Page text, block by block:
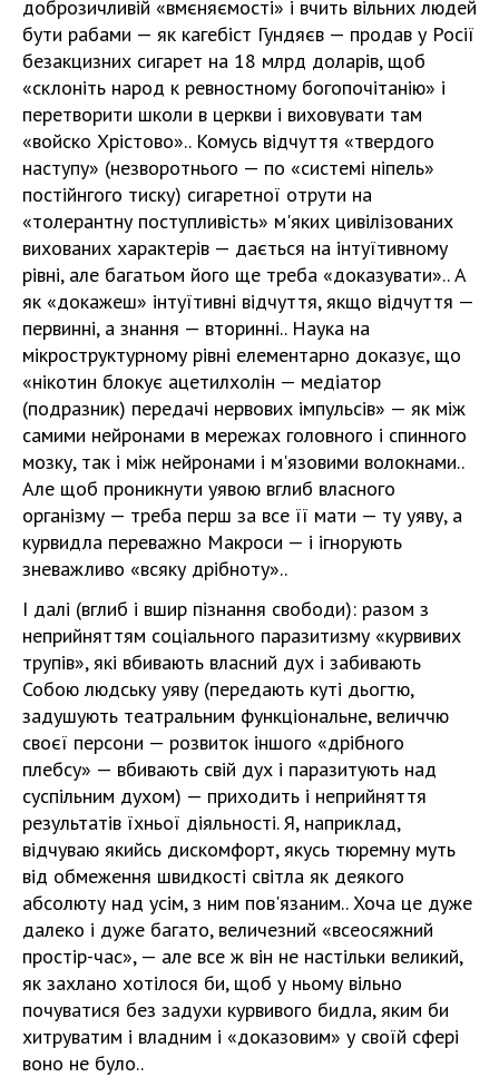
доброзичливій «вмєняємості» і вчить вільних людей
бути рабами — як кагебіст Гундяєв — продав у Росії
безакцизних сигарет на 18 млрд доларів, щоб
«склоніть народ к ревностному богопочітанію» і
перетворити школи в церкви і виховувати там
«войско Хрістово».. Комусь відчуття «твердого
наступу» (незворотнього — по «системі ніпель»
постійнгого тиску) сигаретної отрути на
«толерантну поступливість» м'яких цивілізованих
вихованих характерів — дається на інтуїтивному
рівні, але багатьом його ще треба «доказувати».. А
як «докажеш» інтуїтивні відчуття, якщо відчуття —
первинні, а знання — вторинні.. Наука на
мікроструктурному рівні елементарно доказує, що
«нікотин блокує ацетилхолін — медіатор
(подразник) передачі нервових імпульсів» — як між
самими нейронами в мережах головного і спинного
мозку, так і між нейронами і м'язовими волокнами..
Але щоб проникнути уявою вглиб власного
організму — треба перш за все її мати — ту уяву, а
курвидла переважно Макроси — і ігнорують
зневажливо «всяку дрібноту»..
І далі (вглиб і вшир пізнання свободи): разом з
неприйняттям соціального паразитизму «курвивих
трупів», які вбивають власний дух і забивають
Собою людську уяву (передають куті дьогтю,
задушують театральним функціональне, величчю
своєї персони — розвиток іншого «дрібного
плебсу» — вбивають свій дух і паразитують над
суспільним духом) — приходить і неприйняття
результатів їхньої діяльності. Я, наприклад,
відчуваю якийсь дискомфорт, якусь тюремну муть
від обмеження швидкості світла як деякого
абсолюту над усім, з ним пов'язаним.. Хоча це дуже
далеко і дуже багато, величезний «всеосяжний
простір-час», — але все ж він не настільки великий,
як захлано хотілося би, щоб у ньому вільно
почуватися без задухи курвивого бидла, яким би
хитруватим і владним і «доказовим» у своїй сфері
воно не було..